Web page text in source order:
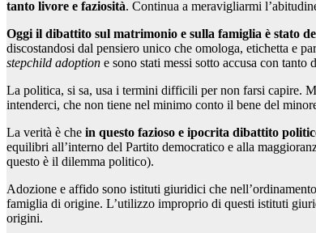
tanto livore e faziosità. Continua a meravigliarmi
Oggi il dibattito sul matrimonio e sulla famiglia è stato
discostandosi dal pensiero unico che omologa, etichetta e
stepchild adoption e sono stati messi sotto accusa con
La politica, si sa, usa i termini difficili per non farsi capire.
intenderci, che non tiene nel minimo conto il bene del
La verità è che in questo fazioso e ipocrita dibattito
equilibri all’interno del Partito democratico e alla
questo è il dilemma politico).
Adozione e affido sono istituti giuridici che
famiglia di origine. L’utilizzo improprio di questi istituti
origini.